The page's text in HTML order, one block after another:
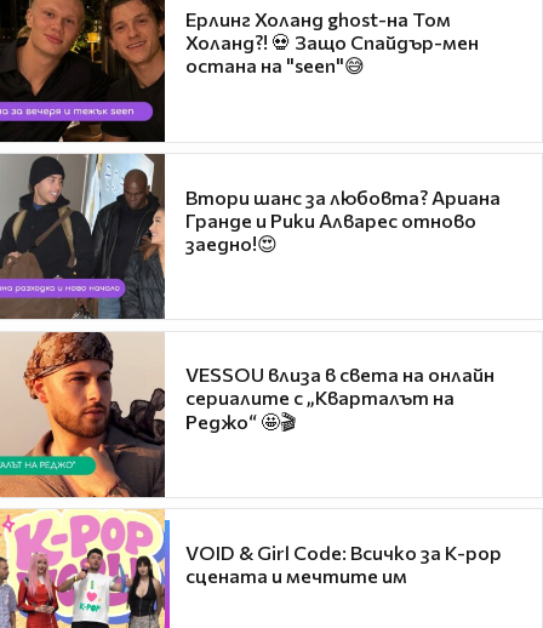
Ерлинг Холанд ghost-на Том
Холанд?! 💀 Защо Спайдър-мен
остана на "seen"😅
Втори шанс за любовта? Ариана
Гранде и Рики Алварес отново
заедно!😍
VESSOU влиза в света на онлайн
сериалите с „Кварталът на
Реджо“ 🤩🎬
VOID & Girl Code: Всичко за K-pop
сцената и мечтите им